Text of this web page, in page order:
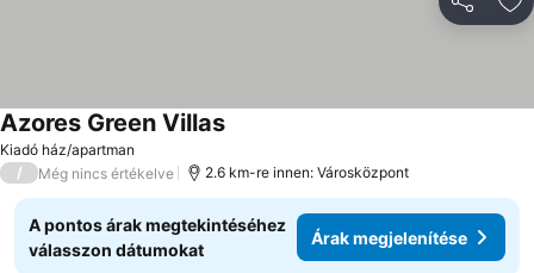
Kiadó ház/apartman
Azores Green Villas
/ Még nincs értékelve 2.6 km-re innen: Városközpont
A pontos árak megtekintéséhez
válasszon dátumokat
Árak megjelenítése